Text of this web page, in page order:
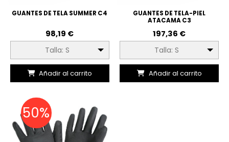
GUANTES DE TELA SUMMER C4
98,19 €
Talla: S
Añadir al carrito
GUANTES DE TELA-PIEL
ATACAMA C3
197,36 €
Talla: S
Añadir al carrito
50%